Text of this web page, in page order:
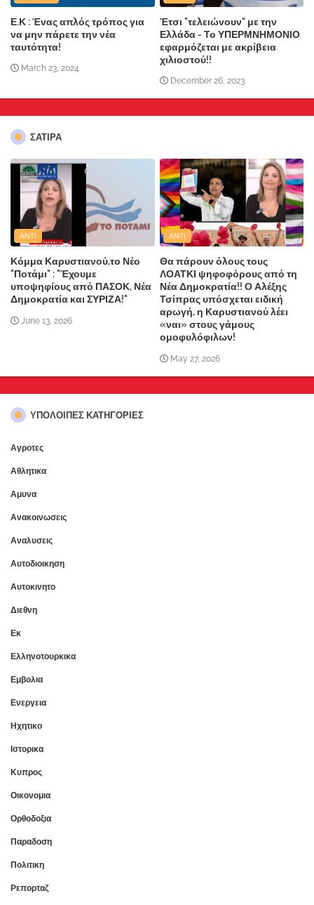
Ε.Κ : Ένας απλός τρόπος για
να μην πάρετε την νέα
ταυτότητα!
March 23, 2024
Έτσι "τελειώνουν" με την
Ελλάδα - Το ΥΠΕΡΜΝΗΜΟΝΙΟ
εφαρμόζεται με ακρίβεια
χιλιοστού!!
December 26, 2023
ΣΑΤΙΡΑ
ANTI
Κόμμα Καρυστιανού,το Νέο
"Ποτάμι" : "Έχουμε
υποψηφίους από ΠΑΣΟΚ, Νέα
Δημοκρατία και ΣΥΡΙΖΑ!"
June 13, 2026
ANTI
Θα πάρουν όλους τους
ΛΟΑΤΚΙ ψηφοφόρους από τη
Νέα Δημοκρατία!! Ο Αλέξης
Τσίπρας υπόσχεται ειδική
αρωγή, η Καρυστιανού λέει
«ναι» στους γάμους
ομοφυλόφιλων!
May 27, 2026
ΥΠΌΛΟΙΠΕΣ ΚΑΤΗΓΟΡΊΕΣ
Αγροτες
Αθλητικα
Αμυνα
Ανακοινωσεις
Αναλυσεις
Αυτοδιοικηση
Αυτοκινητο
Διεθνη
Εκ
Ελληνοτουρκικα
Εμβολια
Ενεργεια
Ηχητικο
Ιστορικα
Κυπρος
Οικονομια
Ορθοδοξια
Παραδοση
Πολιτικη
Ρεπορταζ